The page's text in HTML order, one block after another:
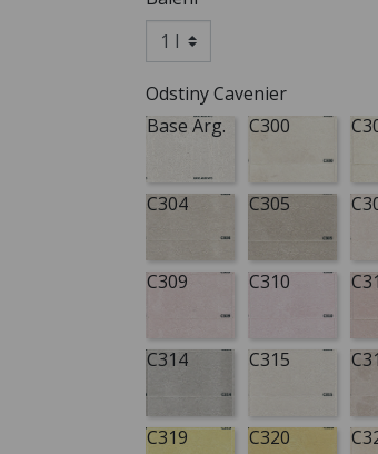
Odstiny Cavenier
Base Arg.
C300
C304 C305
C309 C310
C314 C315
C319 C320